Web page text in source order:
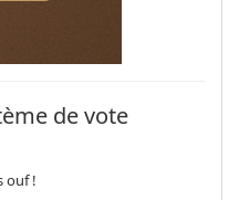
de vote
ouf !